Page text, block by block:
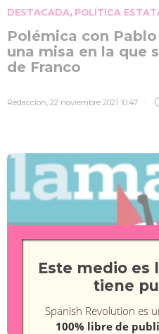
DESTACADA, POLÍTICA
Polémica con
una misa en la que
de Franco
Redaccion 22 noviembre 2021 10:47
Este medio es
tiene
Spanish Revolution es
100% libre de